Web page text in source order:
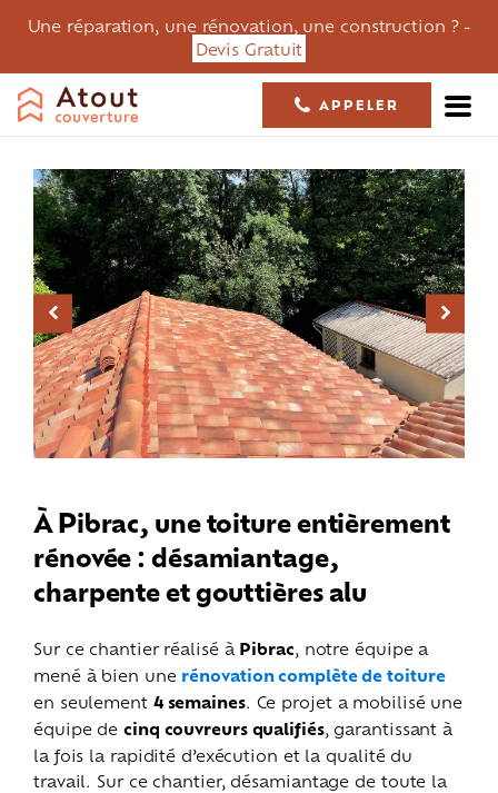
Une réparation, une rénovation, une construction ? -
Devis Gratuit
05 61 36 23 68
APPELER
À Pibrac, une toiture entièrement
rénovée : désamiantage,
charpente et gouttières alu
Sur ce chantier réalisé à Pibrac, notre équipe a
mené à bien une rénovation complète de toiture
en seulement 4semaines. Ce projet a mobilisé une
équipe decinq couvreurs qualifiés, garantissant à
la fois la rapidité d’exécution et la qualité du
travail. Sur ce chantier, désamiantage de toute la